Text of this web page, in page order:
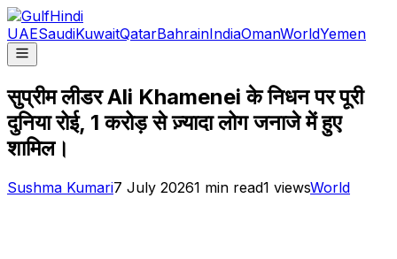
UAESaudiKuwaitQatarBahrainIndiaOmanWorldYemen
सुप्रीम लीडर Ali Khamenei के निधन पर पूरी
दुनिया रोई, 1 करोड़ से ज़्यादा लोग जनाजे में हुए
शामिल।
Sushma Kumari7 July 20261 min read1 viewsWorld